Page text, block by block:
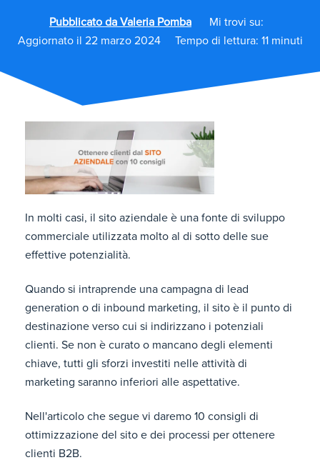
Pubblicato da Valeria Pomba
Mi trovi su:
Aggiornato il 22 marzo 2024
Tempo di lettura: 11 minuti
In molti casi, il sito aziendale è una fonte di sviluppo
commerciale utilizzata molto al di sotto delle sue
effettive potenzialità.
Quando si intraprende una campagna di lead
generation o di inbound marketing, il sito è il punto di
destinazione verso cui si indirizzano i potenziali
clienti. Se non è curato o mancano degli elementi
chiave, tutti gli sforzi investiti nelle attività di
marketing saranno inferiori alle aspettative.
Nell'articolo che segue vi daremo 10 consigli di
ottimizzazione del sito e dei processi per ottenere
clienti B2B.